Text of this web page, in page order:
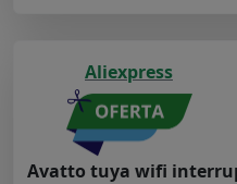
Aliexpress
Avatto tuya wifi